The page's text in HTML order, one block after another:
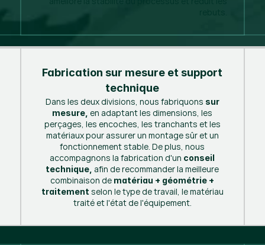
Fabrication sur mesure et support
technique
Dans les deux divisions, nous fabriquons sur
mesure, en adaptant les dimensions, les
perçages, les encoches, les tranchants et les
matériaux pour assurer un montage sûr et un
fonctionnement stable. De plus, nous
accompagnons la fabrication d'un conseil
technique, afin de recommander la meilleure
combinaison de matériau + géométrie +
traitementselon le type de travail, le matériau
traité et l'état de l'équipement.